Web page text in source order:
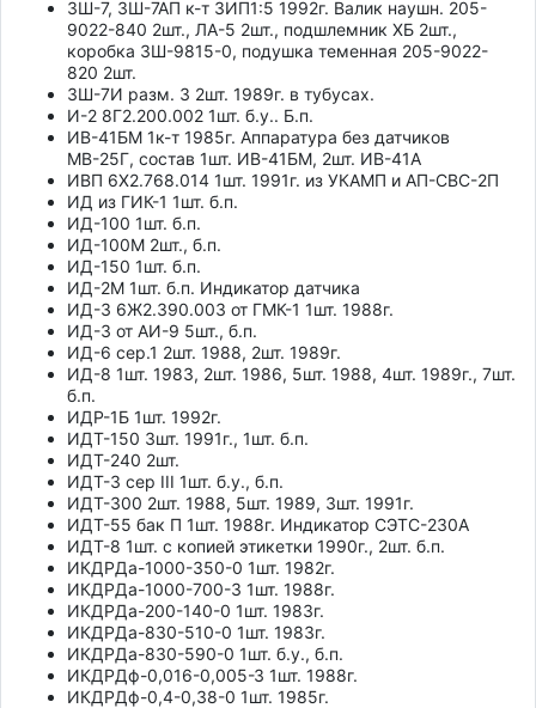
ЗШ-7, ЗШ-7АП к-т ЗИП1:5 1992г. Валик наушн. 205-
9022-840 2шт., ЛА-5 2шт., подшлемник ХБ 2шт.,
коробка ЗШ-9815-0, подушка теменная 205-9022-
820 2шт.
ЗШ-7И разм. 3 2шт. 1989г. в тубусах.
И-2 8Г2.200.002 1шт. б.у.. Б.п.
ИВ-41БМ 1к-т 1985г. Аппаратура без датчиков
МВ-25Г, состав 1шт. ИВ-41БМ, 2шт. ИВ-41А
ИВП 6Х2.768.014 1шт. 1991г. из УКАМП и АП-СВС-2П
ИД из ГИК-1 1шт. б.п.
ИД-100 1шт. б.п.
ИД-100М 2шт., б.п.
ИД-150 1шт. б.п.
ИД-2М 1шт. б.п. Индикатор датчика
ИД-3 6Ж2.390.003 от ГМК-1 1шт. 1988г.
ИД-3 от АИ-9 5шт., б.п.
ИД-6 сер.1 2шт. 1988, 2шт. 1989г.
ИД-8 1шт. 1983, 2шт. 1986, 5шт. 1988, 4шт. 1989г., 7шт.
б.п.
ИДР-1Б 1шт. 1992г.
ИДТ-150 3шт. 1991г., 1шт. б.п.
ИДТ-240 2шт.
ИДТ-3 сер III 1шт. б.у., б.п.
ИДТ-300 2шт. 1988, 5шт. 1989, 3шт. 1991г.
ИДТ-55 бак П 1шт. 1988г. Индикатор СЭТС-230А
ИДТ-8 1шт. с копией этикетки 1990г., 2шт. б.п.
ИКДРДа-1000-350-0 1шт. 1982г.
ИКДРДа-1000-700-3 1шт. 1988г.
ИКДРДа-200-140-0 1шт. 1983г.
ИКДРДа-830-510-0 1шт. 1983г.
ИКДРДа-830-590-0 1шт. б.у., б.п.
ИКДРДф-0,016-0,005-З 1шт. 1988г.
ИКДРДф-0,4-0,38-0 1шт. 1985г.